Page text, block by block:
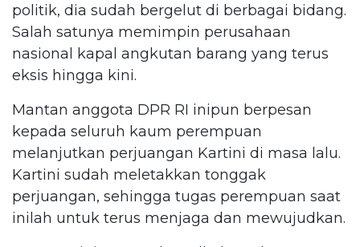
politik, dia sudah bergelut di berbagai bidang.
Salah satunya memimpin perusahaan
nasional kapal angkutan barang yang terus
eksis hingga kini.
Mantan anggota DPR RI inipun berpesan
kepada seluruh kaum perempuan
melanjutkan perjuangan Kartini di masa lalu.
Kartini sudah meletakkan tonggak
perjuangan, sehingga tugas perempuan saat
inilah untuk terus menjaga dan mewujudkan.